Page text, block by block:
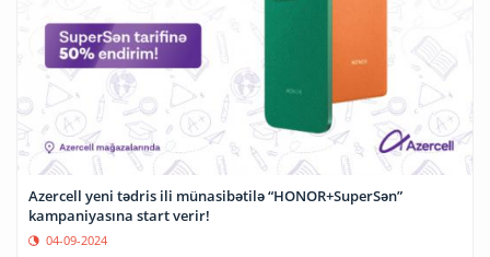
Azercell yeni tədris ili münasibətilə “HONOR+SuperSən”
kampaniyasına start verir!
04-09-2024